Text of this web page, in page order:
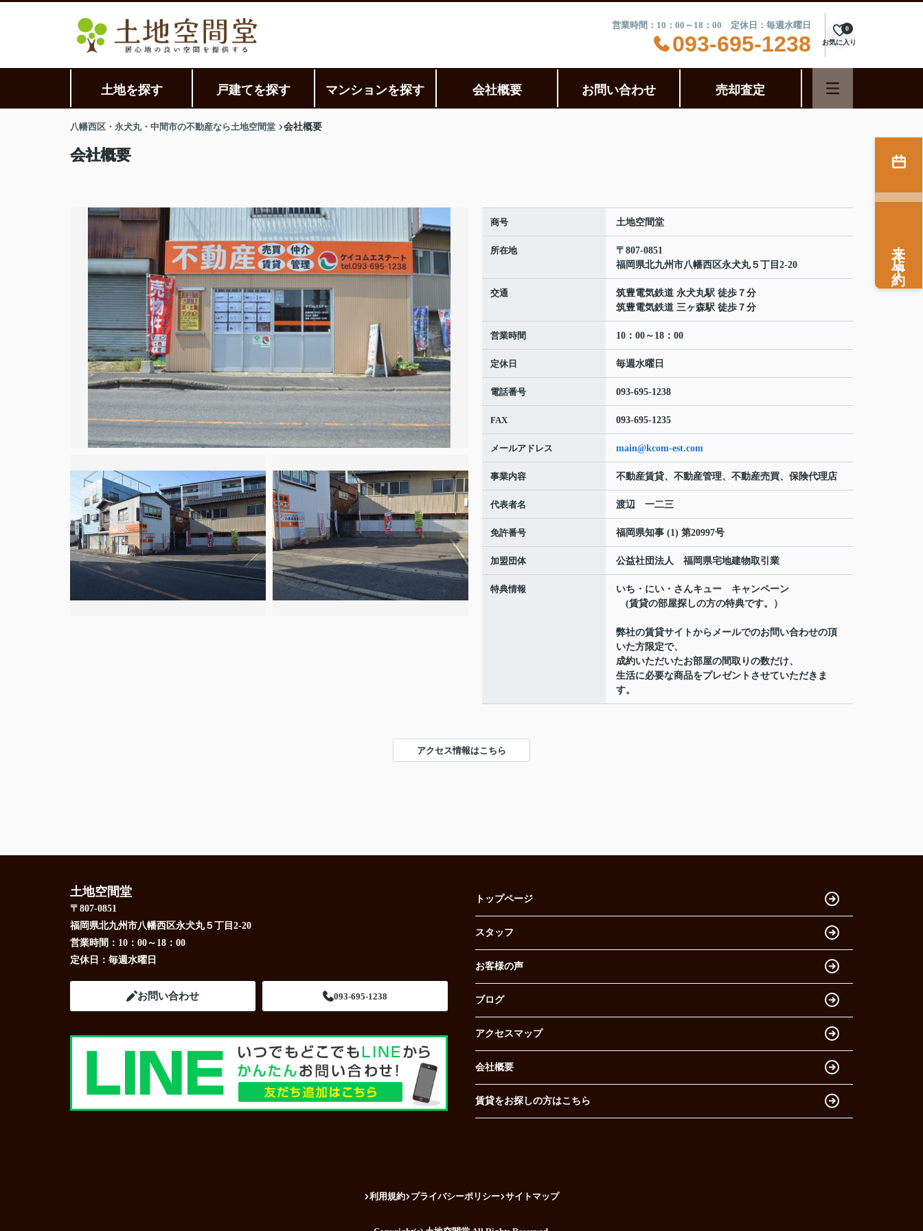
営業時間：10：00～18：00 定休日：毎週水曜日
093-695-1238 お気に入り
0
土地を探す 戸建てを探す マンションを探す 会社概要 お問い合わせ 売却査定
八幡西区・永犬丸・中間市の不動産なら土地空間堂 会社概要
会社概要
商号 土地空間堂
所在地
〒807-0851
福岡県北九州市八幡西区永犬丸５丁目2-20
交通
筑豊電気鉄道 永犬丸駅 徒歩７分
筑豊電気鉄道 三ヶ森駅 徒歩７分
営業時間 10：00～18：00
定休日 毎週水曜日
電話番号 093-695-1238
FAX 093-695-1235
メールアドレス main@kcom-est.com
事業内容 不動産賃貸、不動産管理、不動産売買、保険代理店
代表者名 渡辺 一二三
免許番号 福岡県知事 (1) 第20997号
加盟団体 公益社団法人 福岡県宅地建物取引業
特典情報
いち・にい・さんキュー キャンペーン
(賃貸の部屋探しの方の特典です。）
弊社の賃貸サイトからメールでのお問い合わせの頂
いた方限定で、
成約いただいたお部屋の間取りの数だけ、
生活に必要な商品をプレゼントさせていただきま
す。
アクセス情報はこちら
来店予約
土地空間堂
〒807-0851
福岡県北九州市八幡西区永犬丸５丁目2-20
営業時間： 10：00～18：00
定休日： 毎週水曜日
お問い合わせ 093-695-1238
トップページ
スタッフ
お客様の声
ブログ
アクセスマップ
会社概要
賃貸をお探しの方はこちら
利用規約 プライバシーポリシー サイトマップ